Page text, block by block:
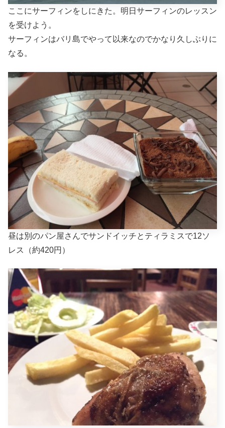
ここにサーフィンをしにきた。明日サーフィンのレッスン
を受けよう。
サーフィンはバリ島でやって以来なのでかなり久しぶりに
なる。
昼は別のパン屋さんでサンドイッチとティラミスで12ソ
レス（約420円）